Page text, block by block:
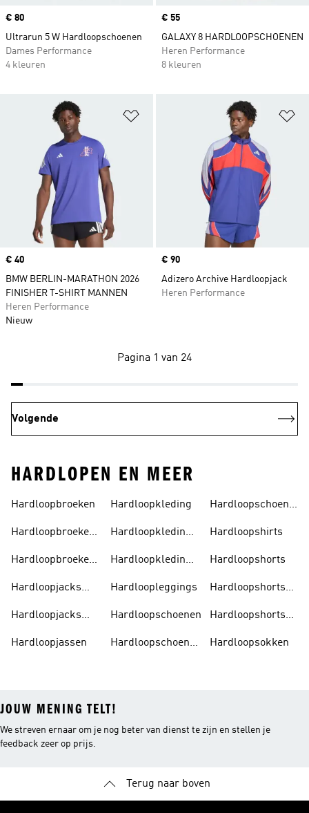
Price
€ 80
Ultrarun 5 W Hardloopschoenen
Dames Performance
4 kleuren
Price
€ 55
GALAXY 8 HARDLOOPSCHOENEN
Heren Performance
8 kleuren
Op verlanglijst zetten
Price
€ 40
BMW BERLIN-MARATHON 2026
FINISHER T-SHIRT MANNEN
Heren Performance
Nieuw
Price
€ 90
Adizero Archive Hardloopjack
Heren Performance
Pagina 1 van 24
Volgende
HARDLOPEN EN MEER
Hardloopbroeken
Hardloopbroeken
Hardloopbroeken
Hardloopjacks
Hardloopjacks
Hardloopjassen
Hardloopkleding
Hardloopkleding
Hardloopkleding
Hardloopleggings
Hardloopschoenen
Hardloopschoenen
Hardloopschoenen
Hardloopshirts
Hardloopshorts
Hardloopshorts
Hardloopshorts
Hardloopsokken
JOUW MENING TELT!
We streven ernaar om je nog beter van dienst te zijn en stellen je
feedback zeer op prijs.
Terug naar boven